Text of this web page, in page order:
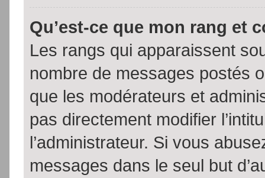
Qu’est-ce que mon rang et
Les rangs qui apparaissent
nombre de messages postés
que les modérateurs et
pas directement modifier
l’administrateur. Si vous
messages dans le seul but